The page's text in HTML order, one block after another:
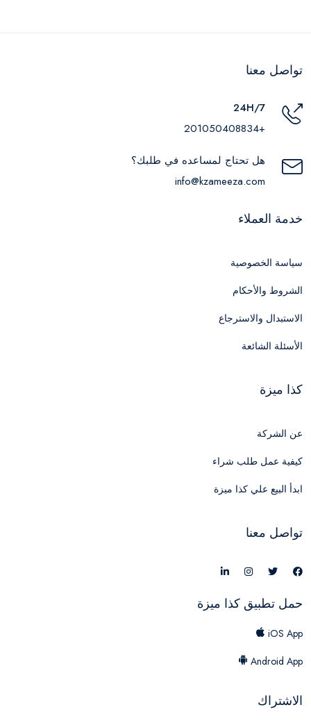
تواصل معنا
24H/7
+201050408834
هل تحتاج لمساعده في طلبك؟
info@kzameeza.com
خدمة العملاء
سياسة الخصوصية
الشروط والأحكام
الاستبدال والاسترجاع
الأسئلة الشائعة
كذا ميزة
عن الشركة
كيفية عمل طلب شراء
ابدأ البيع علي كذا ميزة
تواصل معنا
حمل تطبيق كذا ميزة
iOS App
Android App
الاشتراك